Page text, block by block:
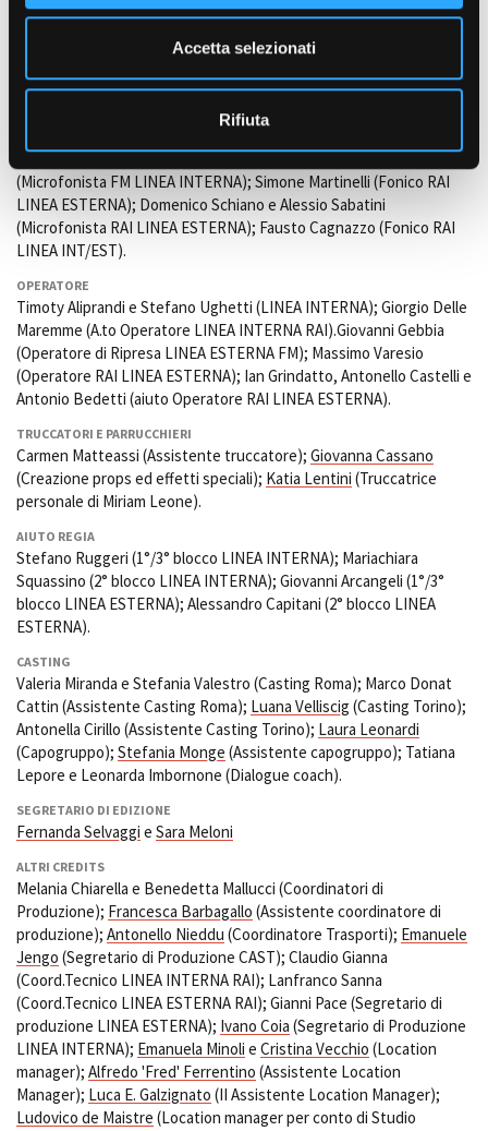
Accetta selezionati
Rifiuta
MUSICA ORIGINALE
Corrado CarosioePierangelo Fornaro
MUSICHE DI REPERTORIO
Dario Tamburro (Fonico RAI LINEA INTERNA);Sonia Portoghese
(Microfonista FM LINEA INTERNA); Simone Martinelli (Fonico RAI
LINEA ESTERNA); Domenico Schiano e Alessio Sabatini
(Microfonista RAI LINEA ESTERNA); Fausto Cagnazzo (Fonico RAI
LINEA INT/EST).
OPERATORE
Timoty Aliprandi e Stefano Ughetti (LINEA INTERNA); Giorgio Delle
Maremme (A.to Operatore LINEA INTERNA RAI).Giovanni Gebbia
(Operatore di Ripresa LINEA ESTERNA FM); Massimo Varesio
(Operatore RAI LINEA ESTERNA); Ian Grindatto, Antonello Castelli e
Antonio Bedetti (aiuto Operatore RAI LINEA ESTERNA).
TRUCCATORI E PARRUCCHIERI
Carmen Matteassi (Assistente truccatore); Giovanna Cassano
(Creazione props ed effetti speciali); Katia Lentini (Truccatrice
personale di Miriam Leone).
AIUTO REGIA
Stefano Ruggeri (1°/3° blocco LINEA INTERNA); Mariachiara
Squassino (2° blocco LINEA INTERNA); Giovanni Arcangeli (1°/3°
blocco LINEA ESTERNA); Alessandro Capitani (2° blocco LINEA
ESTERNA).
CASTING
Valeria Miranda e Stefania Valestro (Casting Roma); Marco Donat
Cattin (Assistente Casting Roma); Luana Velliscig (Casting Torino);
Antonella Cirillo (Assistente Casting Torino); Laura Leonardi
(Capogruppo); Stefania Monge (Assistente capogruppo); Tatiana
Lepore e Leonarda Imbornone (Dialogue coach).
SEGRETARIO DI EDIZIONE
Fernanda Selvaggi e Sara Meloni
ALTRI CREDITS
Melania Chiarella e Benedetta Mallucci (Coordinatori di
Produzione); Francesca Barbagallo (Assistente coordinatore di
produzione); Antonello Nieddu (Coordinatore Trasporti); Emanuele
Jengo (Segretario di Produzione CAST); Claudio Gianna
(Coord.Tecnico LINEA INTERNA RAI); Lanfranco Sanna
(Coord.Tecnico LINEA ESTERNA RAI); Gianni Pace (Segretario di
produzione LINEA ESTERNA); Ivano Coia (Segretario di Produzione
LINEA INTERNA); Emanuela Minoli e Cristina Vecchio (Location
manager); Alfredo 'Fred' Ferrentino (Assistente Location
Manager); Luca E. Galzignato (II Assistente Location Manager);
Ludovico de Maistre (Location manager per conto di Studio